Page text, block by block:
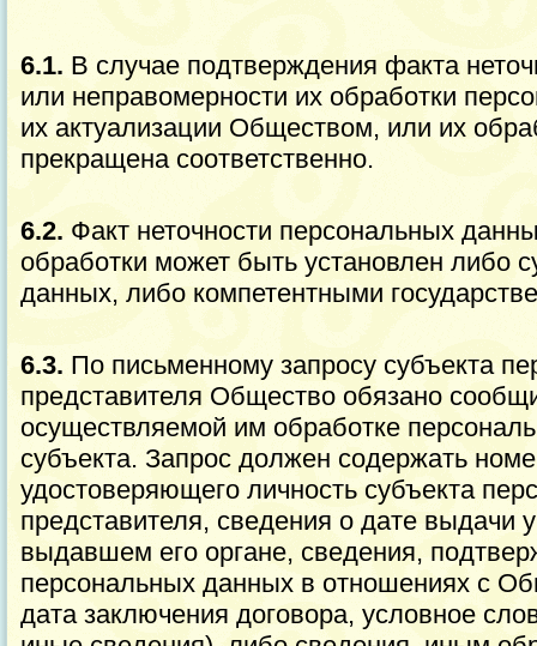
6.1. В случае подтверждения факта
или неправомерности их обработки
их актуализации Обществом, или их
прекращена соответственно.
6.2. Факт неточности персональных
обработки может быть установлен либо
данных, либо компетентными
6.3. По письменному запросу субъекта
представителя Общество обязано
осуществляемой им обработке
субъекта. Запрос должен содержать
удостоверяющего личность субъекта
представителя, сведения о дате выдачи
выдавшем его органе, сведения,
персональных данных в отношениях с
дата заключения договора, условное